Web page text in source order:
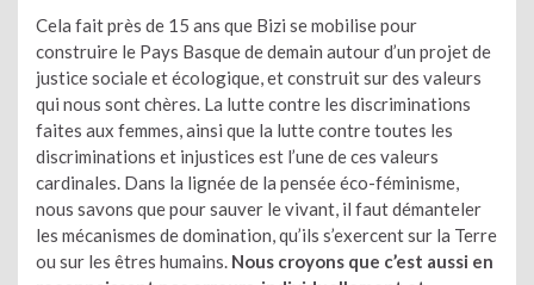
Cela fait près de 15 ans que Bizi se mobilise pour
construire le Pays Basque de demain autour d’un projet de
justice sociale et écologique, et construit sur des valeurs
qui nous sont chères. La lutte contre les discriminations
faites aux femmes, ainsi que la lutte contre toutes les
discriminations et injustices est l’une de ces valeurs
cardinales. Dans la lignée de la pensée éco-féminisme,
nous savons que pour sauver le vivant, il faut démanteler
les mécanismes de domination, qu’ils s’exercent sur la Terre
ou sur les êtres humains. Nous croyons que c’est aussi en